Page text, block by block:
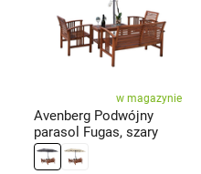
w magazynie
Avenberg Podwójny
parasol Fugas, szary